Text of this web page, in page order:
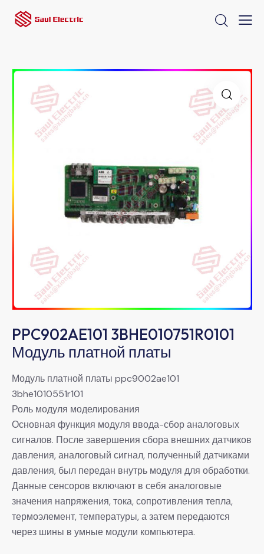
PPC902AE101 3BHE010751R0101
Модуль платной платы
Модуль платной платы ppc9002ae101
3bhe1010551r101
Роль модуля моделирования
Основная функция модуля ввода-сбор аналоговых
сигналов. После завершения сбора внешних датчиков
давления, аналоговый сигнал, полученный датчиками
давления, был передан внутрь модуля для обработки.
Данные сенсоров включают в себя аналоговые
значения напряжения, тока, сопротивления тепла,
термоэлемент, температуры, а затем передаются
через шины в умные модули компьютера.